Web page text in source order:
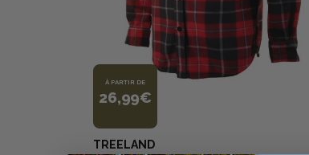
À PARTIR DE
26,99€
TREELAND